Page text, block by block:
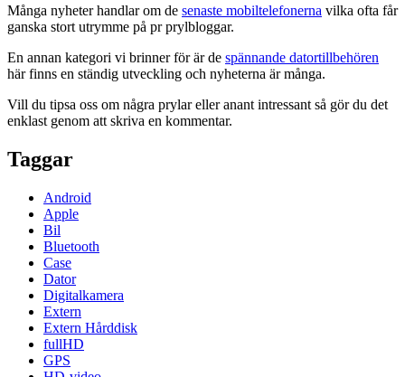
Många nyheter handlar om de senaste mobiltelefonerna vilka ofta får
ganska stort utrymme på pr prylbloggar.
En annan kategori vi brinner för är de spännande datortillbehören
här finns en ständig utveckling och nyheterna är många.
Vill du tipsa oss om några prylar eller anant intressant så gör du det
enklast genom att skriva en kommentar.
Taggar
Android
Apple
Bil
Bluetooth
Case
Dator
Digitalkamera
Extern
Extern Hårddisk
fullHD
GPS